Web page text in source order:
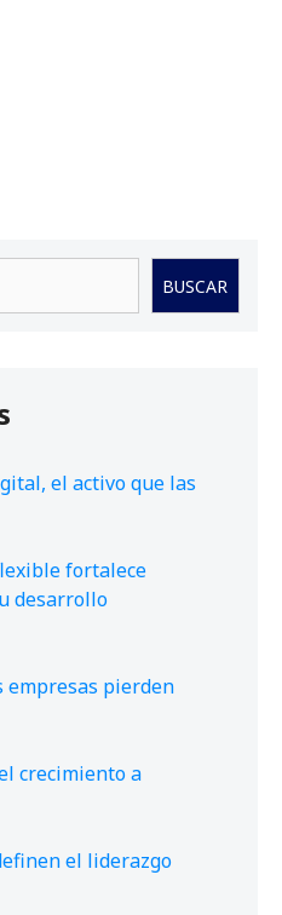
BUSCAR
el activo que las
fortalece
desarrollo
empresas pierden
crecimiento a
el liderazgo